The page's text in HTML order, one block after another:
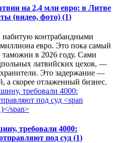
на 2,4 млн евро: в Литве
(видео, фото) (1)
набитую контрабандными
евро. Это пока самый
в 2026 году. Сами
латвийских цехов, —
Это задержание —
а скорее отлаженный бизнес.
требовали 4000:
под суд (1)